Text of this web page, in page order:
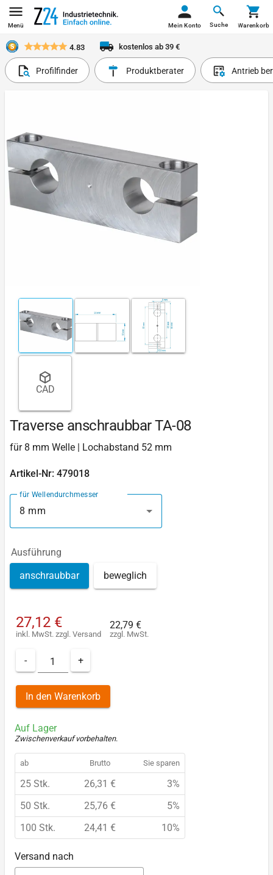
Menü Suche
Mein Konto Warenkorb
4.83 kostenlos ab 39 €
Profilfinder Produktberater Antrieb
CAD
Traverse anschraubbar TA-08
für 8 mm Welle | Lochabstand 52 mm
Artikel-Nr: 479018
für Wellendurchmesser
8 mm
Ausführung
anschraubbar beweglich
27,12 €
inkl. MwSt. zzgl. Versand
22,79 €
zzgl. MwSt.
- +
In den Warenkorb
Auf Lager
Zwischenverkauf vorbehalten.
ab Brutto Sie sparen
25 Stk. 26,31 €
3%
50 Stk.
25,76 €
5%
100 Stk.
24,41 € 10%
Versand nach